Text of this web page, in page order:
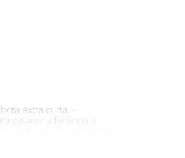
extra curta. -
garantir aderência e
- Possui grip